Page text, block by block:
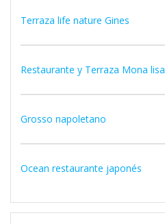
Terraza life nature Gines
Restaurante y Terraza Mona lisa
Grosso napoletano
Ocean restaurante japonés